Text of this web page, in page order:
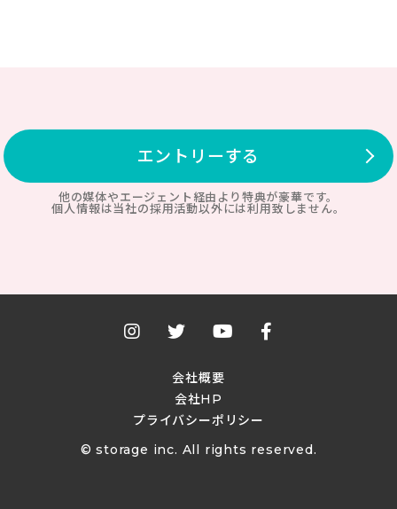
エントリーする
他の媒体やエージェント経由より特典が豪華です。
個人情報は当社の採用活動以外には利用致しません。
会社概要
会社HP
プライバシーポリシー
© storage inc. All rights reserved.